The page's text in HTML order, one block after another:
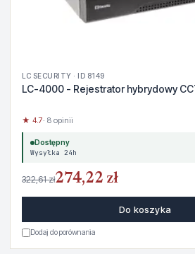
LC SECURITY · ID 8149
LC-4000 - Rejestrator hybrydowy
★ 4.7· 8 opinii
Dostępny
Wysyłka 24h
322,61 zł274,22 zł
Do koszyka
Dodaj do porównania